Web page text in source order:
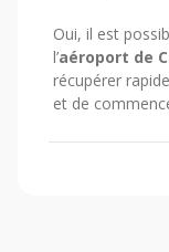
Oui, il est
l’aéroport de
récupérer
et de